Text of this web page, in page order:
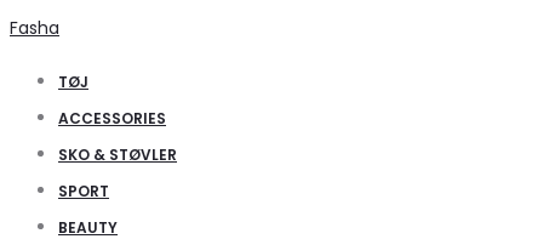
Fasha
TØJ
ACCESSORIES
SKO & STØVLER
SPORT
BEAUTY